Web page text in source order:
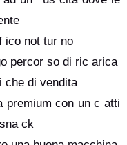
ico not tur no
percor so di ric arica
che di vendita
premium con un c atti
ck